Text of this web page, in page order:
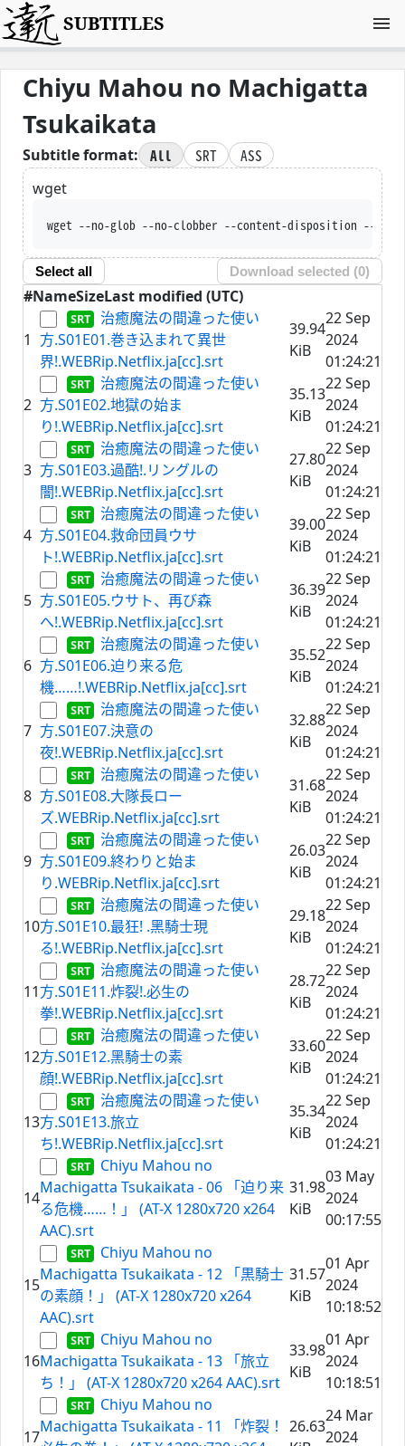
SUBTITLES
Chiyu Mahou no Machigatta
Tsukaikata
Subtitle format: All SRT
ASS
wget
wget --no-glob --no-clobber --content-disposition --trust-server-names
Select all Download selected (0)
#NameSizeLast modified (UTC)
1
治癒魔法の間違った使い
方.S01E01.巻き込まれて異世
界!.WEBRip.Netflix.ja[cc].srt
39.94
KiB
22 Sep
2024
01:24:21
2
治癒魔法の間違った使い
方.S01E02.地獄の始ま
り!.WEBRip.Netflix.ja[cc].srt
35.13
KiB
22 Sep
2024
01:24:21
3
治癒魔法の間違った使い
方.S01E03.過酷!.リングルの
闇!.WEBRip.Netflix.ja[cc].srt
27.80
KiB
22 Sep
2024
01:24:21
4
治癒魔法の間違った使い
方.S01E04.救命団員ウサ
ト!.WEBRip.Netflix.ja[cc].srt
39.00
KiB
22 Sep
2024
01:24:21
5
治癒魔法の間違った使い
方.S01E05.ウサト、再び森
へ!.WEBRip.Netflix.ja[cc].srt
36.39
KiB
22 Sep
2024
01:24:21
6
治癒魔法の間違った使い
方.S01E06.迫り来る危
機……!.WEBRip.Netflix.ja[cc].srt
35.52
KiB
22 Sep
2024
01:24:21
7
治癒魔法の間違った使い
方.S01E07.決意の
夜!.WEBRip.Netflix.ja[cc].srt
32.88
KiB
22 Sep
2024
01:24:21
8
治癒魔法の間違った使い
方.S01E08.⼤隊⻑ロー
ズ.WEBRip.Netflix.ja[cc].srt
31.68
KiB
22 Sep
2024
01:24:21
9
治癒魔法の間違った使い
方.S01E09.終わりと始ま
り.WEBRip.Netflix.ja[cc].srt
26.03
KiB
22 Sep
2024
01:24:21
10
治癒魔法の間違った使い
方.S01E10.最狂! .⿊騎⼠現
る!.WEBRip.Netflix.ja[cc].srt
29.18
KiB
22 Sep
2024
01:24:21
11
治癒魔法の間違った使い
方.S01E11.炸裂!.必⽣の
拳!.WEBRip.Netflix.ja[cc].srt
28.72
KiB
22 Sep
2024
01:24:21
12
治癒魔法の間違った使い
方.S01E12.⿊騎⼠の素
顔!.WEBRip.Netflix.ja[cc].srt
33.60
KiB
22 Sep
2024
01:24:21
13
治癒魔法の間違った使い
方.S01E13.旅⽴
ち!.WEBRip.Netflix.ja[cc].srt
35.34
KiB
22 Sep
2024
01:24:21
14
Chiyu Mahou no
Machigatta Tsukaikata - 06 「迫り来
る危機……！」 (AT-X 1280x720 x264
AAC).srt
31.98
KiB
03 May
2024
00:17:55
15
Chiyu Mahou no
Machigatta Tsukaikata - 12 「黒騎士
の素顔！」 (AT-X 1280x720 x264
AAC).srt
31.57
KiB
01 Apr
2024
10:18:52
16
Chiyu Mahou no
Machigatta Tsukaikata - 13 「旅立
ち！」 (AT-X 1280x720 x264 AAC).srt
33.98
KiB
01 Apr
2024
10:18:51
17
Chiyu Mahou no
Machigatta Tsukaikata - 11 「炸裂！ 26.63
24 Mar
2024